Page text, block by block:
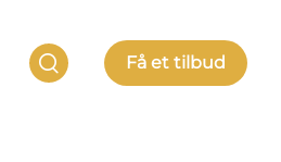
Få et tilbud